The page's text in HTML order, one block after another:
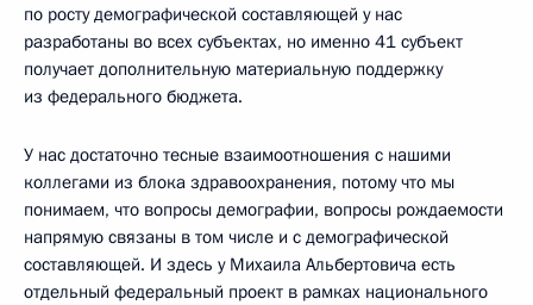
по росту демографической составляющей у нас
разработаны во всех субъектах, но именно 41 субъект
получает дополнительную материальную поддержку
из федерального бюджета.
У нас достаточно тесные взаимоотношения с нашими
коллегами из блока здравоохранения, потому что мы
понимаем, что вопросы демографии, вопросы рождаемости
напрямую связаны в том числе и с демографической
составляющей. И здесь у Михаила Альбертовича есть
отдельный федеральный проект в рамках национального